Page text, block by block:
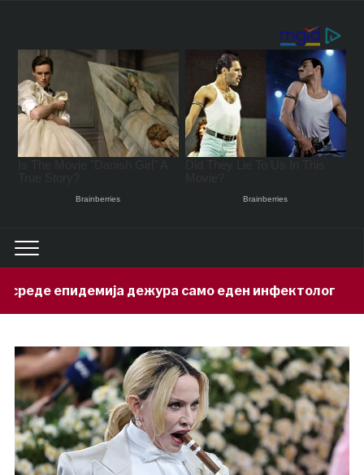
само еден инфектолог 17 hours ago